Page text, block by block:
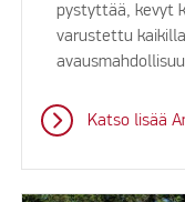
pystyttää, kevyt
varustettu
Katso lisää